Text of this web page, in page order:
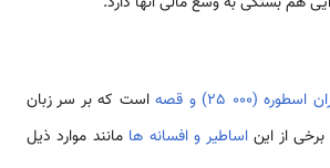
اسطوره (000 25) و قصه
است که بر سر زبان
از ایناساطیر و افسانه ها مانند موارد ذیل